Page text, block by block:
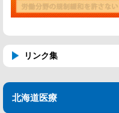
リンク集
北海道医療